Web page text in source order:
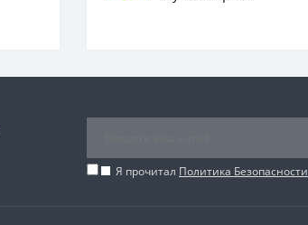
Я прочитал Политика Безопасности